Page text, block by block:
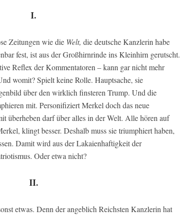
I.
Zeitungen wie die Welt, die deutsche Kanzlerin habe
fest, ist aus der Großhirnrinde ins Kleinhirn gerutscht.
Reflex der Kommentatoren – kann gar nicht mehr
womit? Spielt keine Rolle. Hauptsache, sie
über den wirklich finsteren Trump. Und die
mit. Personifiziert Merkel doch das neue
überheben darf über alles in der Welt. Alle hören auf
klingt besser. Deshalb muss sie triumphiert haben,
Damit wird aus der Lakaienhaftigkeit der
Oder etwa nicht?
II.
etwas. Denn der angeblich Reichsten Kanzlerin hat